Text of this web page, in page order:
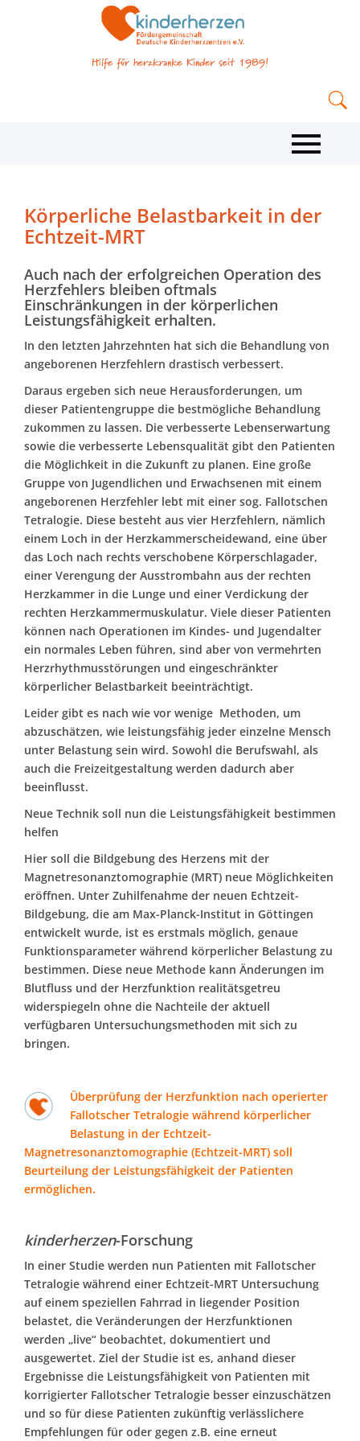
Körperliche Belastbarkeit in der
Echtzeit-MRT
Auch nach der erfolgreichen Operation des
Herzfehlers bleiben oftmals
Einschränkungen in der körperlichen
Leistungsfähigkeit erhalten.
In den letzten Jahrzehnten hat sich die Behandlung von
angeborenen Herzfehlern drastisch verbessert.
Daraus ergeben sich neue Herausforderungen, um
dieser Patientengruppe die bestmögliche Behandlung
zukommen zu lassen. Die verbesserte Lebenserwartung
sowie die verbesserte Lebensqualität gibt den Patienten
die Möglichkeit in die Zukunft zu planen. Eine große
Gruppe von Jugendlichen und Erwachsenen mit einem
angeborenen Herzfehler lebt mit einer sog. Fallotschen
Tetralogie. Diese besteht aus vier Herzfehlern, nämlich
einem Loch in der Herzkammerscheidewand, eine über
das Loch nach rechts verschobene Körperschlagader,
einer Verengung der Ausstrombahn aus der rechten
Herzkammer in die Lunge und einer Verdickung der
rechten Herzkammermuskulatur. Viele dieser Patienten
können nach Operationen im Kindes- und Jugendalter
ein normales Leben führen, sind aber von vermehrten
Herzrhythmusstörungen und eingeschränkter
körperlicher Belastbarkeit beeinträchtigt.
Leider gibt es nach wie vor wenige Methoden, um
abzuschätzen, wie leistungsfähig jeder einzelne Mensch
unter Belastung sein wird. Sowohl die Berufswahl, als
auch die Freizeitgestaltung werden dadurch aber
beeinflusst.
Neue Technik soll nun die Leistungsfähigkeit bestimmen
helfen
Hier soll die Bildgebung des Herzens mit der
Magnetresonanztomographie (MRT) neue Möglichkeiten
eröffnen. Unter Zuhilfenahme der neuen Echtzeit-
Bildgebung, die am Max-Planck-Institut in Göttingen
entwickelt wurde, ist es erstmals möglich, genaue
Funktionsparameter während körperlicher Belastung zu
bestimmen. Diese neue Methode kann Änderungen im
Blutfluss und der Herzfunktion realitätsgetreu
widerspiegeln ohne die Nachteile der aktuell
verfügbaren Untersuchungsmethoden mit sich zu
bringen.
Überprüfung der Herzfunktion nach operierter
Fallotscher Tetralogie während körperlicher
Belastung in der Echtzeit-
Magnetresonanztomographie (Echtzeit-MRT) soll
Beurteilung der Leistungsfähigkeit der Patienten
ermöglichen.
kinderherzen-Forschung
In einer Studie werden nun Patienten mit Fallotscher
Tetralogie während einer Echtzeit-MRT Untersuchung
auf einem speziellen Fahrrad in liegender Position
belastet, die Veränderungen der Herzfunktionen
werden „live“ beobachtet, dokumentiert und
ausgewertet. Ziel der Studie ist es, anhand dieser
Ergebnisse die Leistungsfähigkeit von Patienten mit
korrigierter Fallotscher Tetralogie besser einzuschätzen
und so für diese Patienten zukünftig verlässlichere
Empfehlungen für oder gegen z.B. eine erneut